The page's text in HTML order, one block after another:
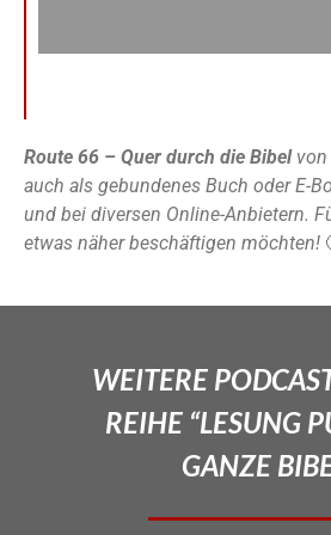
Route 66 – Quer durch die Bibel
auch als gebundenes Buch oder E-
und bei diversen Online-Anbietern.
etwas näher beschäftigen möchten!
WEITERE
REIHE “LESUNG
GANZE